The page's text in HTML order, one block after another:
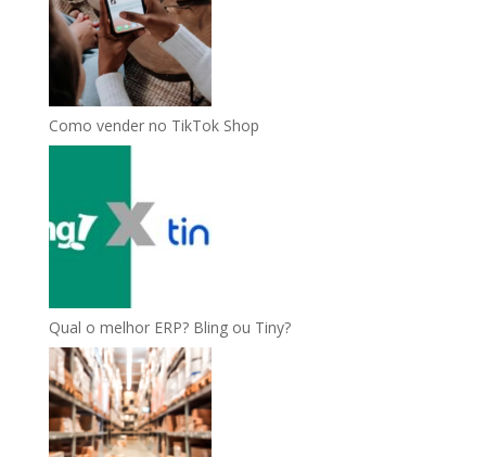
Como vender no TikTok Shop
Qual o melhor ERP? Bling ou Tiny?